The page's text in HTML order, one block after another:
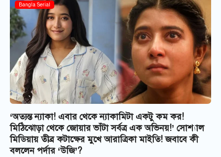
Bangla Serial
‘অত্যন্ত ন্যাকা! এবার থেকে ন্যাকামিটা একটু কম কর!
মিঠিঝোড়া থেকে জোয়ার ভাঁটা সর্বত্র এক অভিনয়!’ সোশ্যাল
মিডিয়ায় তীব্র কটাক্ষের মুখে আরাত্রিকা মাইতি! জবাবে কী
বললেন পর্দার ‘উজি’?